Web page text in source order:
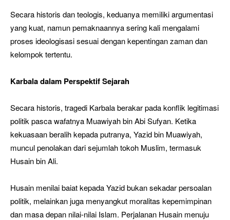
Secara historis dan teologis, keduanya memiliki argumentasi
yang kuat, namun pemaknaannya sering kali mengalami
proses ideologisasi sesuai dengan kepentingan zaman dan
kelompok tertentu.
Karbala dalam Perspektif Sejarah
Secara historis, tragedi Karbala berakar pada konflik legitimasi
politik pasca wafatnya Muawiyah bin Abi Sufyan. Ketika
kekuasaan beralih kepada putranya, Yazid bin Muawiyah,
muncul penolakan dari sejumlah tokoh Muslim, termasuk
Husain bin Ali.
Husain menilai baiat kepada Yazid bukan sekadar persoalan
politik, melainkan juga menyangkut moralitas kepemimpinan
dan masa depan nilai-nilai Islam. Perjalanan Husain menuju